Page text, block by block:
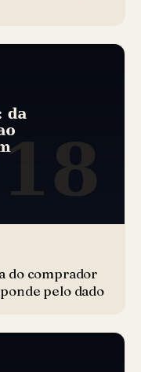
do comprador
pelo dado